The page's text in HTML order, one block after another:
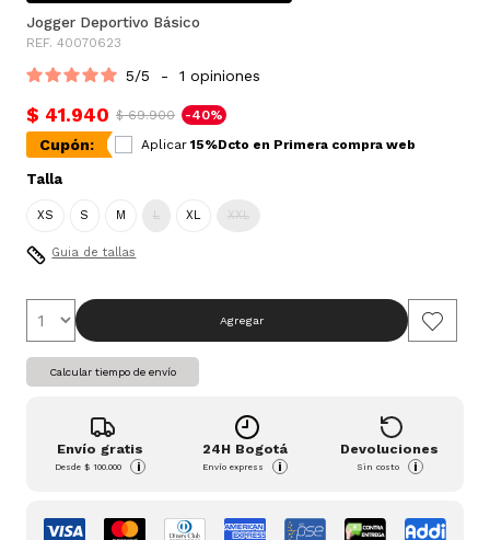
Jogger Deportivo Básico
REF. 40070623
5/5 - 1 opiniones
$ 41.940 $ 69.900 -40%
Cupón: Aplicar 15%Dcto en Primera compra web
Talla
XS S M L XL XXL
Guia de tallas
Agregar
Calcular tiempo de envío
Envío gratis
Desde$ 100.000 i
24H Bogotá
Envío express i
Devoluciones
Sin costo i